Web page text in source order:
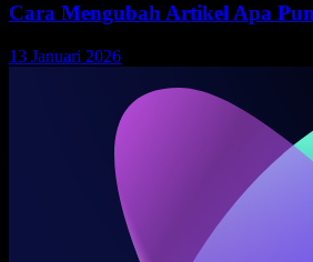
Cara Mengubah Artikel Apa
13 Januari 2026